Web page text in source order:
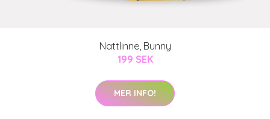
Nattlinne, Bunny
199 SEK
MER INFO!